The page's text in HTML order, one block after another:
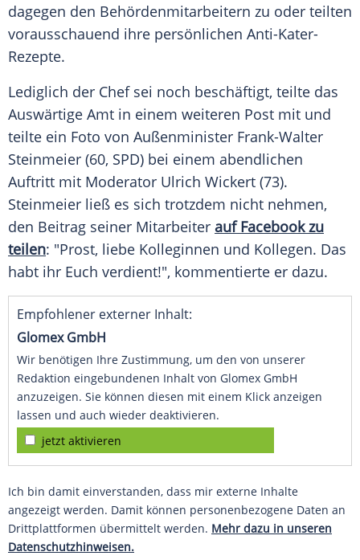
dagegen den Behördenmitarbeitern zu oder teilten
vorausschauend ihre persönlichen Anti-Kater-
Rezepte.
Lediglich der Chef sei noch beschäftigt, teilte das
Auswärtige Amt in einem weiteren Post mit und
teilte ein Foto von Außenminister Frank-Walter
Steinmeier (60, SPD) bei einem abendlichen
Auftritt mit Moderator Ulrich Wickert (73).
Steinmeier ließ es sich trotzdem nicht nehmen,
den Beitrag seiner Mitarbeiter aufFacebookzu
teilen: "Prost, liebe Kolleginnen und Kollegen. Das
habt ihr Euch verdient!", kommentierte er dazu.
Empfohlener externer Inhalt:
Glomex GmbH
Wir benötigen Ihre Zustimmung, um den von unserer
Redaktion eingebundenen Inhalt von Glomex GmbH
anzuzeigen. Sie können diesen mit einem Klick anzeigen
lassen und auch wieder deaktivieren.
jetzt aktivieren
Ich bin damit einverstanden, dass mir externe Inhalte
angezeigt werden. Damit können personenbezogene Daten an
Drittplattformen übermittelt werden. Mehr dazu in unseren
Datenschutzhinweisen.